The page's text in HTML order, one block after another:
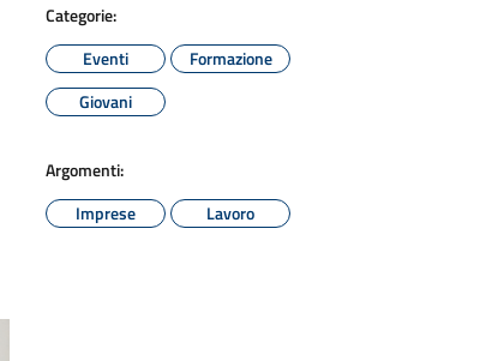
Categorie:
Eventi
Formazione
Giovani
Argomenti:
Imprese
Lavoro